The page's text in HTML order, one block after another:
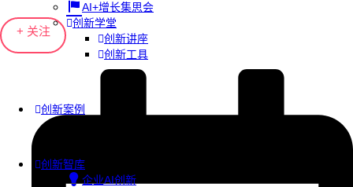
AI+增长集思会
创新学堂
创新讲座
创新工具
创新案例
创新智库
企业AI创新
+ 关注